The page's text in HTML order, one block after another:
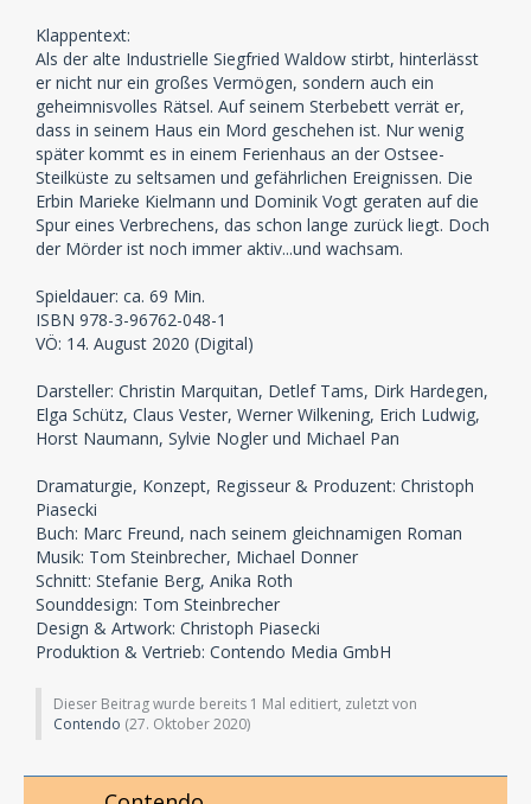
Klappentext:
Als der alte Industrielle Siegfried Waldow stirbt, hinterlässt
er nicht nur ein großes Vermögen, sondern auch ein
geheimnisvolles Rätsel. Auf seinem Sterbebett verrät er,
dass in seinem Haus ein Mord geschehen ist. Nur wenig
später kommt es in einem Ferienhaus an der Ostsee-
Steilküste zu seltsamen und gefährlichen Ereignissen. Die
Erbin Marieke Kielmann und Dominik Vogt geraten auf die
Spur eines Verbrechens, das schon lange zurück liegt. Doch
der Mörder ist noch immer aktiv...und wachsam.
Spieldauer: ca. 69 Min.
ISBN 978-3-96762-048-1
VÖ: 14. August 2020 (Digital)
Darsteller: Christin Marquitan, Detlef Tams, Dirk Hardegen,
Elga Schütz, Claus Vester, Werner Wilkening, Erich Ludwig,
Horst Naumann, Sylvie Nogler und Michael Pan
Dramaturgie, Konzept, Regisseur & Produzent: Christoph
Piasecki
Buch: Marc Freund, nach seinem gleichnamigen Roman
Musik: Tom Steinbrecher, Michael Donner
Schnitt: Stefanie Berg, Anika Roth
Sounddesign: Tom Steinbrecher
Design & Artwork: Christoph Piasecki
Produktion & Vertrieb: Contendo Media GmbH
Dieser Beitrag wurde bereits 1 Mal editiert, zuletzt von
Contendo (27. Oktober 2020)